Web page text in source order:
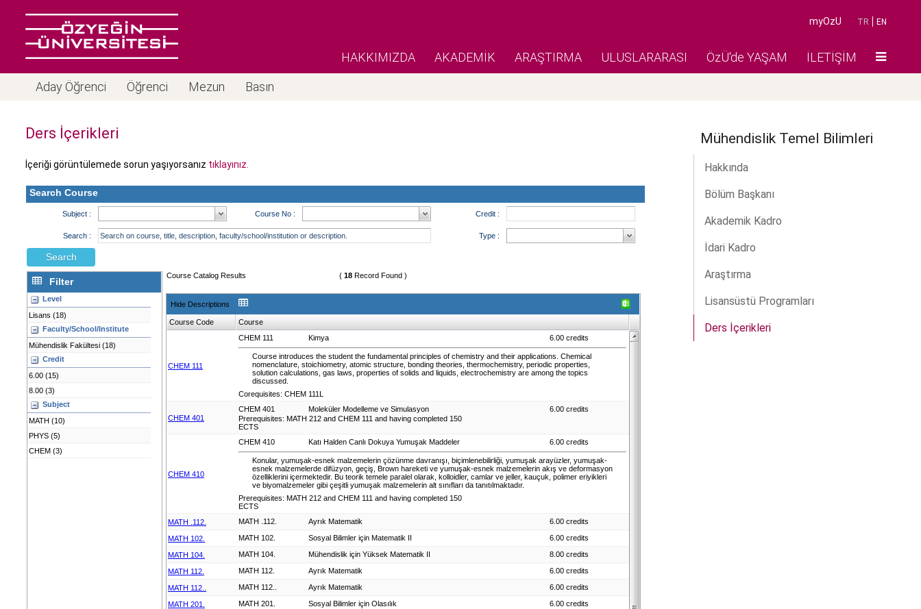
TR EN
myOzU
HAKKIMIZDA AKADEMİK ARAŞTIRMA ULUSLARARASI ÖzÜ'de YAŞAM İLETİŞİM
Aday Öğrenci Öğrenci Mezun Basın
Ders İçerikleri
İçeriği görüntülemede sorun yaşıyorsanız tıklayınız.
Mühendislik Temel Bilimleri
Hakkında
Bölüm Başkanı
Akademik Kadro
İdari Kadro
Araştırma
Lisansüstü Programları
Ders İçerikleri